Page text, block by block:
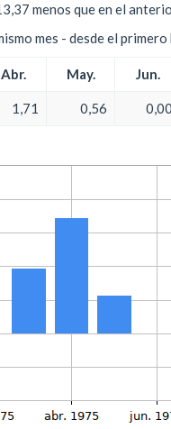
menos que en el
mes - desde el
Abr. May. Jun.
1,71 0,56 0,00